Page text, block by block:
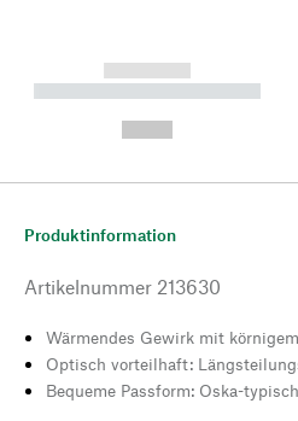
------------
----------- ----------- --------
Produktinformation
Artikelnummer 213630
Wärmendes Gewirk mit
Optisch vorteilhaft:
Bequeme Passform: Oska-